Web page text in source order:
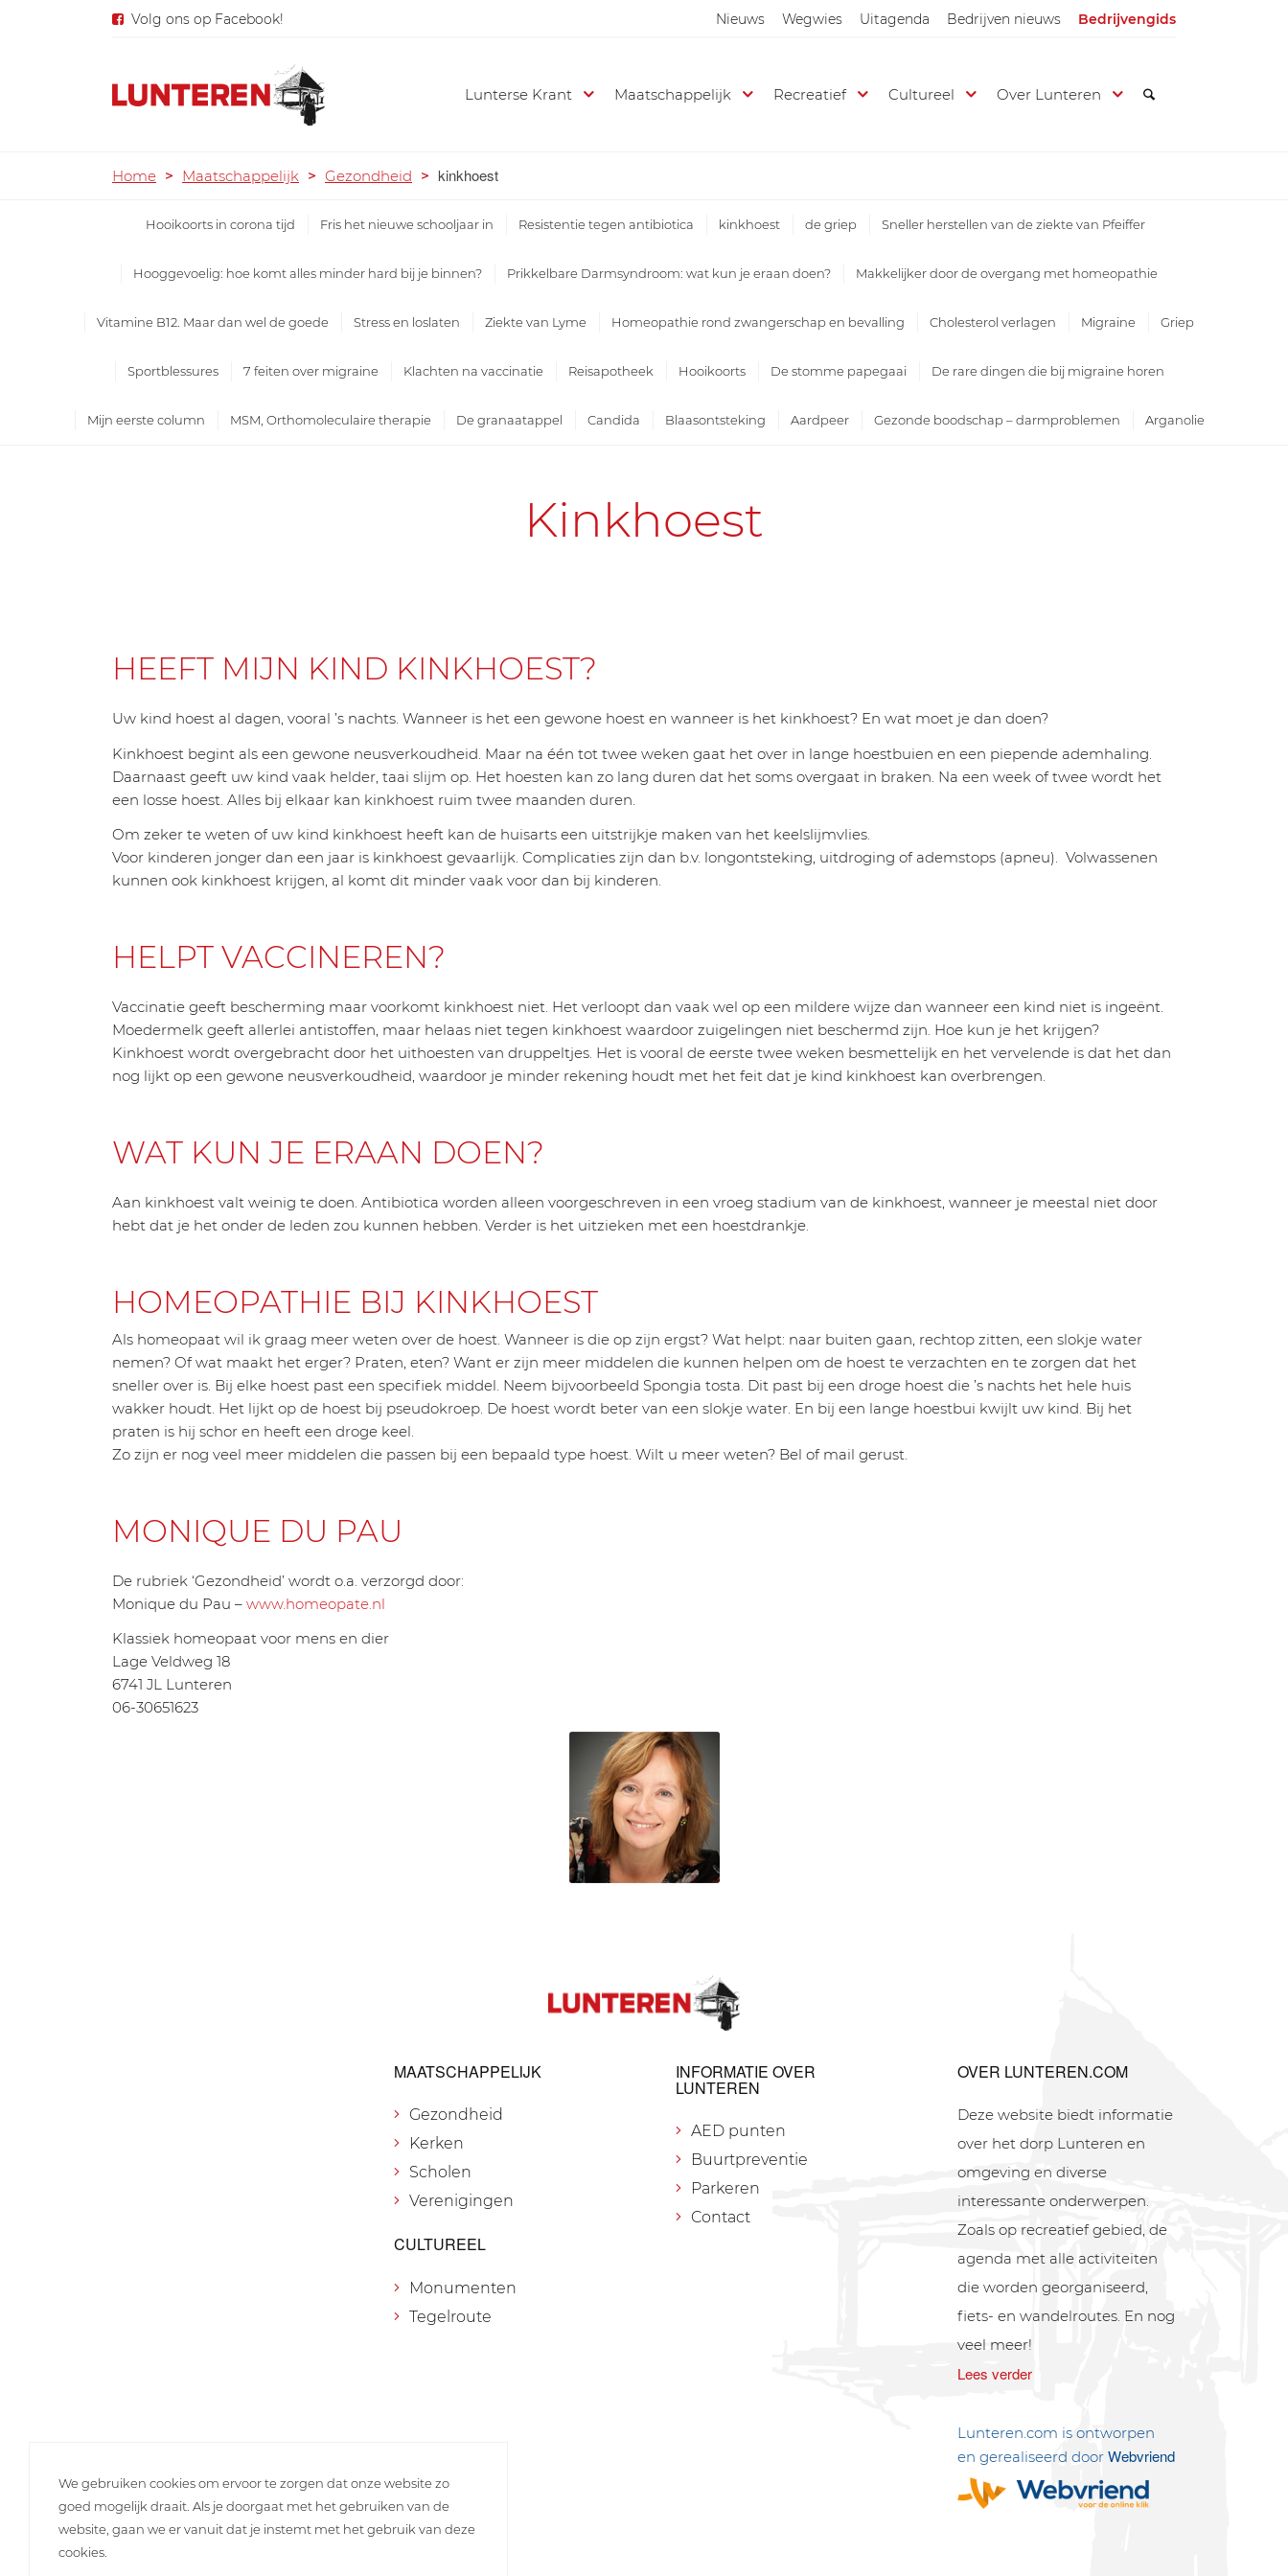
Nieuws Wegwies Uitagenda Bedrijven nieuws Bedrijvengids
Volg ons op Facebook!
Lunterse Krant Maatschappelijk Recreatief Cultureel Over Lunteren
Home > Maatschappelijk > Gezondheid > kinkhoest
Hooikoorts in corona tijd Fris het nieuwe schooljaar in Resistentie tegen antibiotica kinkhoest de griep Sneller herstellen van de ziekte van Pfeiffer
Hooggevoelig: hoe komt alles minder hard bij je binnen? Prikkelbare Darmsyndroom: wat kun je eraan doen? Makkelijker door de overgang met homeopathie
Vitamine B12. Maar dan wel de goede Stress en loslaten Ziekte van Lyme Homeopathie rond zwangerschap en bevalling Cholesterol verlagen Migraine Griep
Sportblessures 7 feiten over migraine Klachten na vaccinatie Reisapotheek Hooikoorts De stomme papegaai De rare dingen die bij migraine horen
Mijn eerste column MSM, Orthomoleculaire therapie De granaatappel Candida Blaasontsteking Aardpeer Gezonde boodschap – darmproblemen Arganolie
Kinkhoest
HEEFT MIJN KIND KINKHOEST?
Uw kind hoest al dagen, vooral ’s nachts. Wanneer is het een gewone hoest en wanneer is het kinkhoest? En wat moet je dan doen?
Kinkhoest begint als een gewone neusverkoudheid. Maar na één tot twee weken gaat het over in lange hoestbuien en een piepende ademhaling.
Daarnaast geeft uw kind vaak helder, taai slijm op. Het hoesten kan zo lang duren dat het soms overgaat in braken. Na een week of twee wordt het
een losse hoest. Alles bij elkaar kan kinkhoest ruim twee maanden duren.
Om zeker te weten of uw kind kinkhoest heeft kan de huisarts een uitstrijkje maken van het keelslijmvlies.
Voor kinderen jonger dan een jaar is kinkhoest gevaarlijk. Complicaties zijn dan b.v. longontsteking, uitdroging of ademstops (apneu). Volwassenen
kunnen ook kinkhoest krijgen, al komt dit minder vaak voor dan bij kinderen.
HELPT VACCINEREN?
Vaccinatie geeft bescherming maar voorkomt kinkhoest niet. Het verloopt dan vaak wel op een mildere wijze dan wanneer een kind niet is ingeënt.
Moedermelk geeft allerlei antistoffen, maar helaas niet tegen kinkhoest waardoor zuigelingen niet beschermd zijn. Hoe kun je het krijgen?
Kinkhoest wordt overgebracht door het uithoesten van druppeltjes. Het is vooral de eerste twee weken besmettelijk en het vervelende is dat het dan
nog lijkt op een gewone neusverkoudheid, waardoor je minder rekening houdt met het feit dat je kind kinkhoest kan overbrengen.
WAT KUN JE ERAAN DOEN?
Aan kinkhoest valt weinig te doen. Antibiotica worden alleen voorgeschreven in een vroeg stadium van de kinkhoest, wanneer je meestal niet door
hebt dat je het onder de leden zou kunnen hebben. Verder is het uitzieken met een hoestdrankje.
HOMEOPATHIE BIJ KINKHOEST
Als homeopaat wil ik graag meer weten over de hoest. Wanneer is die op zijn ergst? Wat helpt: naar buiten gaan, rechtop zitten, een slokje water
nemen? Of wat maakt het erger? Praten, eten? Want er zijn meer middelen die kunnen helpen om de hoest te verzachten en te zorgen dat het
sneller over is. Bij elke hoest past een specifiek middel. Neem bijvoorbeeld Spongia tosta. Dit past bij een droge hoest die ’s nachts het hele huis
wakker houdt. Het lijkt op de hoest bij pseudokroep. De hoest wordt beter van een slokje water. En bij een lange hoestbui kwijlt uw kind. Bij het
praten is hij schor en heeft een droge keel.
Zo zijn er nog veel meer middelen die passen bij een bepaald type hoest. Wilt u meer weten? Bel of mail gerust.
MONIQUE DU PAU
De rubriek ‘Gezondheid’ wordt o.a. verzorgd door:
Monique du Pau – www.homeopate.nl
Klassiek homeopaat voor mens en dier
Lage Veldweg 18
6741 JL Lunteren
06-30651623
MAATSCHAPPELIJK
Gezondheid
Kerken
Scholen
Verenigingen
CULTUREEL
Monumenten
Tegelroute
INFORMATIE OVER
LUNTEREN
AED punten
Buurtpreventie
Parkeren
Contact
OVER LUNTEREN.COM
Deze website biedt informatie
over het dorp Lunteren en
omgeving en diverse
interessante onderwerpen.
Zoals op recreatief gebied, de
agenda met alle activiteiten
die worden georganiseerd,
fiets- en wandelroutes. En nog
veel meer!
Lees verder
Lunteren.com is ontworpen
en gerealiseerd doorWebvriend
We gebruiken cookies om ervoor te zorgen dat onze website zo
goed mogelijk draait. Als je doorgaat met het gebruiken van de
website, gaan we er vanuit dat je instemt met het gebruik van deze
cookies.